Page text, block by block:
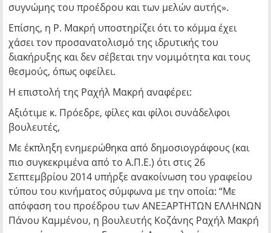
συγνώμης του προέδρου και των μελών αυτής».
Επίσης, η Ρ. Μακρή υποστηρίζει ότι το κόμμα έχει
χάσει τον προσανατολισμό της ιδρυτικής του
διακήρυξης και δεν σέβεται την νομιμότητα και τους
θεσμούς, όπως οφείλει.
Η επιστολή της Ραχήλ Μακρή αναφέρει:
Αξιότιμε κ. Πρόεδρε, φίλες και φίλοι συνάδελφοι
βουλευτές,
Με έκπληξη ενημερώθηκα από δημοσιογράφους (και
πιο συγκεκριμένα από το Α.Π.Ε.) ότι στις 26
Σεπτεμβρίου 2014 υπήρξε ανακοίνωση του γραφείου
τύπου του κινήματος σύμφωνα με την οποία: “Με
απόφαση του προέδρου των ΑΝΕΞΑΡΤΗΤΩΝ ΕΛΛΗΝΩΝ
Πάνου Καμμένου, η βουλευτής Κοζάνης Ραχήλ Μακρή